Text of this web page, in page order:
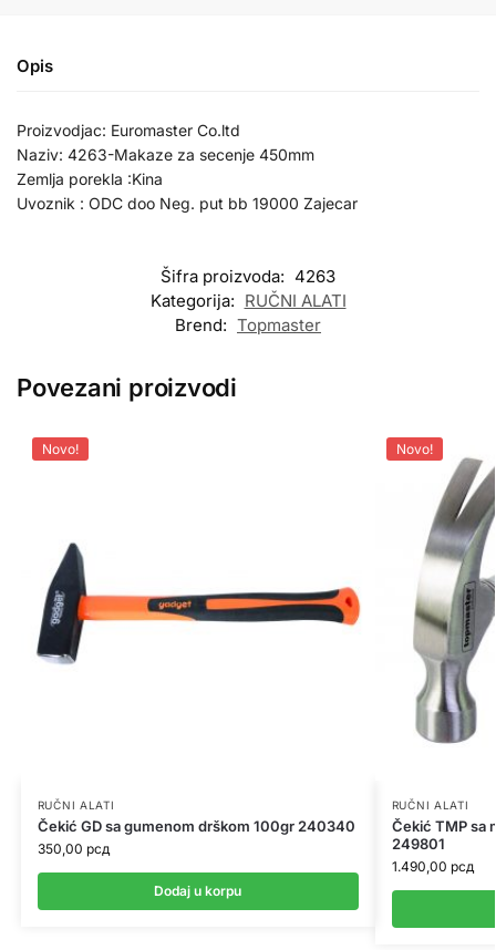
Opis
Proizvodjac: Euromaster Co.ltd
Naziv: 4263-Makaze za secenje 450mm
Zemlja porekla :Kina
Uvoznik : ODC doo Neg. put bb 19000 Zajecar
Šifra proizvoda: 4263
Kategorija: RUČNI ALATI
Brend: Topmaster
Povezani proizvodi
Novo!
RUČNI ALATI
Čekić GD sa gumenom drškom 100gr 240340
350,00 рсд
Dodaj u korpu
Novo!
RUČNI ALATI
Čekić TMP sa
249801
1.490,00 рсд